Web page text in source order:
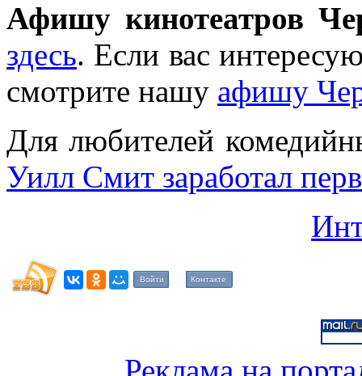
Афишу кинотеатров
здесь. Если вас
смотрите нашу афишу
Для любителей
Уилл Смит заработал
Войти Контакте